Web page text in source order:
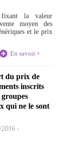
la valeur
moyen des
et le prix
En savoir +
du prix de
inscrits
qui ne le sont
2016 -